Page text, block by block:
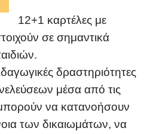
12+1 καρτέλες με
σε σημαντικά
δραστηριότητες
μέσα από τις
να κατανοήσουν
των δικαιωμάτων, να